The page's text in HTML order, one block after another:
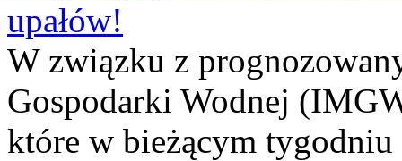
upałów!
W związku z
Gospodarki Wodnej
które w bieżącym tygodniu